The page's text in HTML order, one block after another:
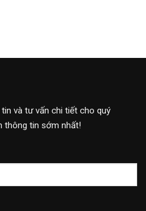
và tư vấn chi tiết cho quý
thông tin sớm nhất!